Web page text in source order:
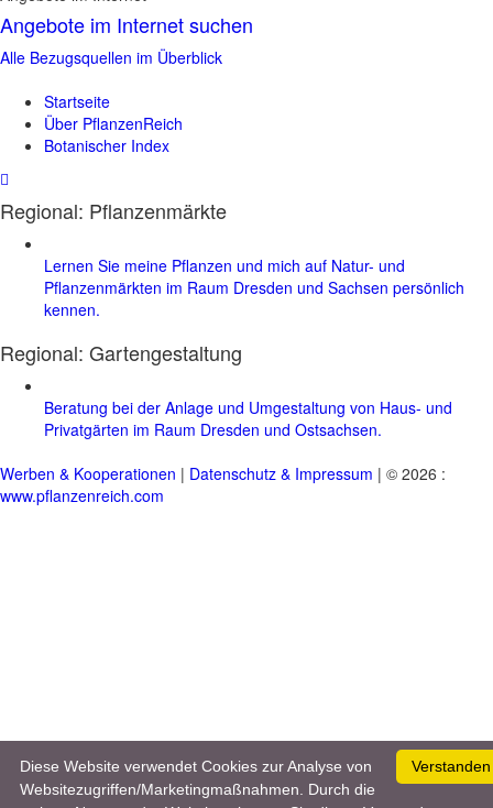
Angebote im Internet suchen
Alle Bezugsquellen im Überblick
Startseite
Über PflanzenReich
Botanischer Index
Regional: Pflanzenmärkte
Lernen Sie meine Pflanzen und mich auf Natur- und
Pflanzenmärkten im Raum Dresden und Sachsen persönlich
kennen.
Regional: Gartengestaltung
Beratung bei der Anlage und Umgestaltung von Haus- und
Privatgärten im Raum Dresden und Ostsachsen.
Werben & Kooperationen | Datenschutz & Impressum | © 2026 :
www.pflanzenreich.com
Verstanden
Diese Website verwendet Cookies zur Analyse von
Websitezugriffen/Marketingmaßnahmen. Durch die